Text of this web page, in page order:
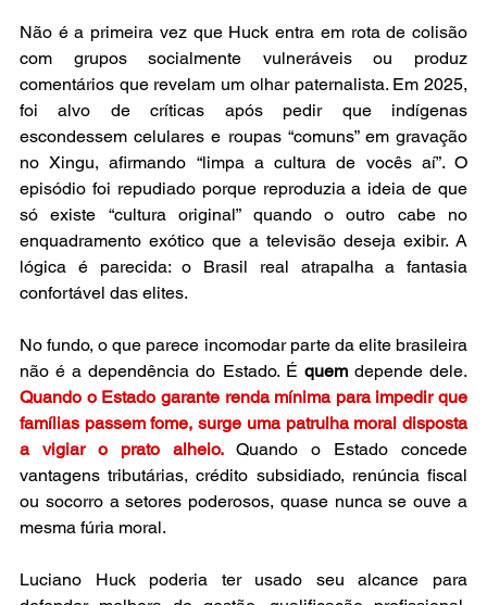
Não é a primeira vez que Huck entra em rota de colisão
com grupos socialmente vulneráveis ou produz
comentários que revelam um olhar paternalista. Em 2025,
foi alvo de críticas após pedir que indígenas
escondessem celulares e roupas “comuns” em gravação
no Xingu, afirmando “limpa a cultura de vocês aí”. O
episódio foi repudiado porque reproduzia a ideia de que
só existe “cultura original” quando o outro cabe no
enquadramento exótico que a televisão deseja exibir. A
lógica é parecida: o Brasil real atrapalha a fantasia
confortável das elites.
No fundo, o que parece incomodar parte da elite brasileira
não é a dependência do Estado. É quem
Quando o Estado garante renda mínima para impedir que
famílias passem fome, surge uma patrulha moral disposta
a vigiar o prato alheio. Quando o Estado concede
vantagens tributárias, crédito subsidiado, renúncia fiscal
ou socorro a setores poderosos, quase nunca se ouve a
mesma fúria moral.
Luciano Huck poderia ter usado seu alcance para